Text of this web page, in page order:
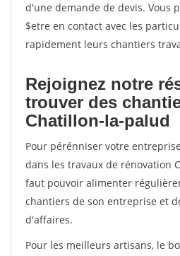
d'une demande de devis. Vous
$etre en contact avec les
rapidement leurs chantiers
Rejoignez notre
trouver des
Chatillon-la-palud
Pour pérénniser votre
dans les travaux de rénovation
faut pouvoir alimenter
chantiers de son entreprise et
d'affaires.
Pour les meilleurs artisans, le